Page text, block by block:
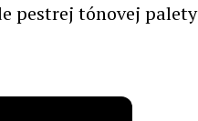
pestrej tónovej palety